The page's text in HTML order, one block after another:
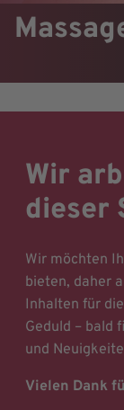
Wir
dieser
Wir möchten
bieten, daher
Inhalten für
Geduld – bald
und
Vielen Dank